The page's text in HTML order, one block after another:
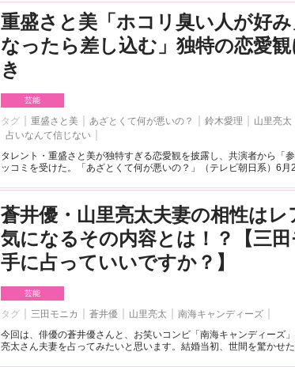
重盛さと美「ホコリ臭い人が好
なったら差し込む」独特の恋愛
き
芸能
タグ 重盛さと美 あざとくて何が悪いの？ 鈴木愛理
山里亮太
占いなんて信じない
タレント・重盛さと美が独特すぎる恋愛観を披露し、共演者から「
ッコミを受けた。「あざとくて何が悪いの？」（テレビ朝日系）6月
蒼井優・山里亮太夫妻の相性はレ
気になるその内容とは！？【三
手に占っていいですか？】
芸能
タグ 三田モニカ 蒼井優 山里亮太
南海キャンディーズ
今回は、俳優の蒼井優さんと、お笑いコンビ「南海キャンディーズ
亮太さん夫妻を占ってみたいと思います。結婚当初、世間を驚かせ